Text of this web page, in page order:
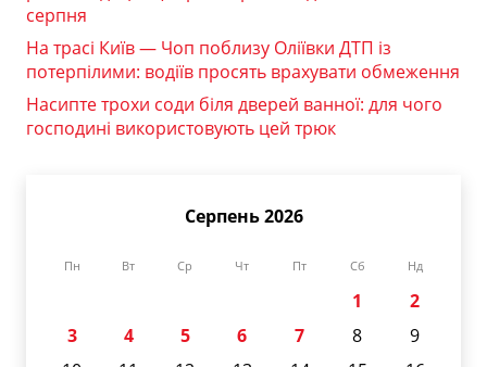
серпня
На трасі Київ — Чоп поблизу Оліївки ДТП із
потерпілими: водіїв просять врахувати обмеження
Насипте трохи соди біля дверей ванної: для чого
господині використовують цей трюк
Серпень 2026
Пн Вт Ср Чт Пт Сб Нд
1
2
3
4 5 6 7 8
9